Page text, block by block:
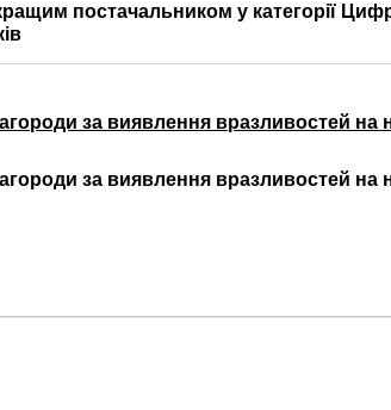
постачальником у категорії
за виявлення вразливостей на
за виявлення вразливостей на